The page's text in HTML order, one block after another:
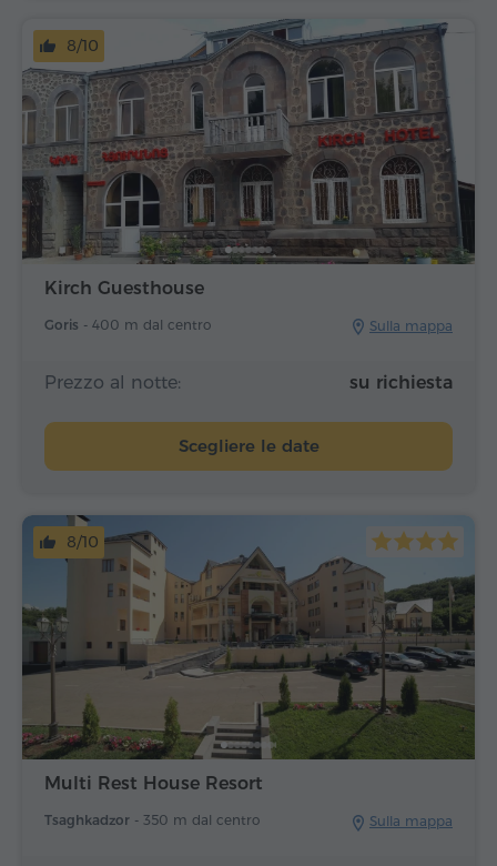
Kirch Guesthouse
Goris - 400 m dal centro Sulla mappa
8/10
Prezzo al notte: su richiesta
Scegliere le date
Multi Rest House Resort
Tsaghkadzor - 350 m dal centro Sulla mappa
8/10